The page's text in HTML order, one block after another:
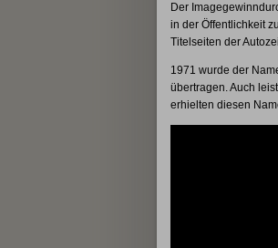
Der
in der Öffentlichkeit
Titelseiten der
1971 wurde der
übertragen. Auch
erhielten diesen